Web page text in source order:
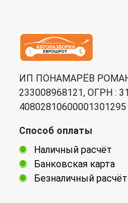
ИП ПОНАМАРЁВ
233008968121, ОГРН :
40802810600001301295
Способ оплаты
Наличный расчёт
Банковская карта
Безналичный расчёт